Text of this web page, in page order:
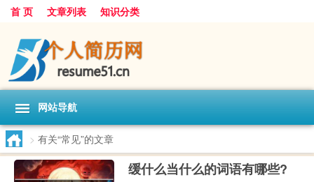
首 页 文章列表 知识分类
网站导航
> 有关“常见”的文章
缓什么当什么的词语有哪些?